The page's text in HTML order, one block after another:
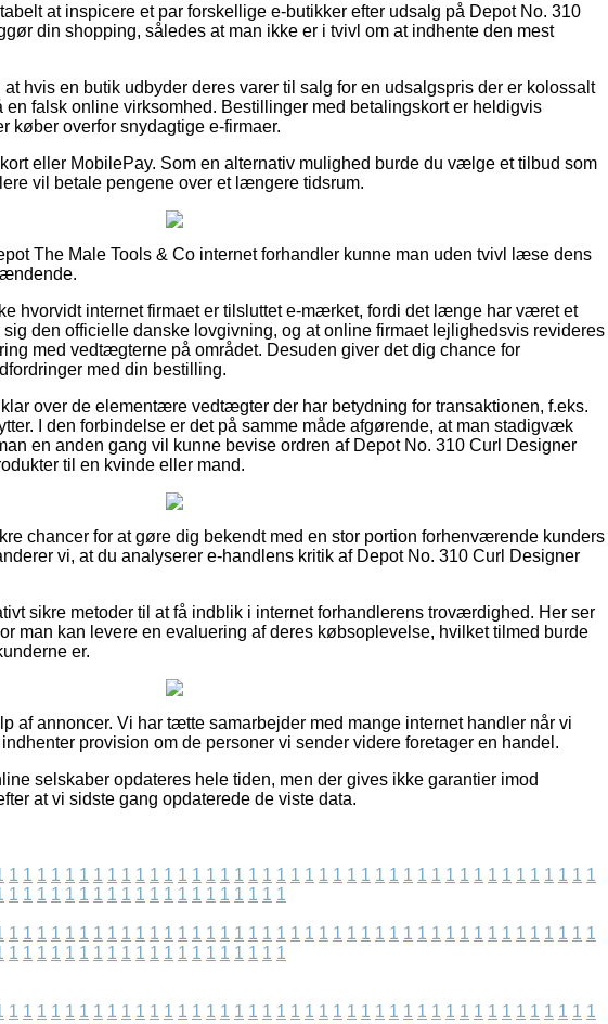
at inspicere et par forskellige e-butikker efter udsalg på Depot No. 310
din shopping, således at man ikke er i tvivl om at indhente den mest
hvis en butik udbyder deres varer til salg for en udsalgspris der er kolossalt
falsk online virksomhed. Bestillinger med betalingskort er heldigvis
køber overfor snydagtige e-firmaer.
eller MobilePay. Som en alternativ mulighed burde du vælge et tilbud som
vil betale pengene over et længere tidsrum.
The Male Tools & Co internet forhandler kunne man uden tvivl læse dens
hvorvidt internet firmaet er tilsluttet e-mærket, fordi det længe har været et
den officielle danske lovgivning, og at online firmaet lejlighedsvis revideres
med vedtægterne på området. Desuden giver det dig chance for
med din bestilling.
over de elementære vedtægter der har betydning for transaktionen, f.eks.
I den forbindelse er det på samme måde afgørende, at man stadigvæk
en anden gang vil kunne bevise ordren af Depot No. 310 Curl Designer
til en kvinde eller mand.
chancer for at gøre dig bekendt med en stor portion forhenværende kunders
vi, at du analyserer e-handlens kritik af Depot No. 310 Curl Designer
sikre metoder til at få indblik i internet forhandlerens troværdighed. Her ser
man kan levere en evaluering af deres købsoplevelse, hvilket tilmed burde
er.
af annoncer. Vi har tætte samarbejder med mange internet handler når vi
provision om de personer vi sender videre foretager en handel.
selskaber opdateres hele tiden, men der gives ikke garantier imod
at vi sidste gang opdaterede de viste data.
1 1 1 1 1 1 1 1 1 1 1 1 1 1 1 1 1 1 1 1 1 1 1 1 1 1 1 1 1 1 1 1 1 1 1 1 1 1 1 1 1 1
1 1 1 1 1 1 1 1 1 1 1 1 1 1 1 1 1 1 1 1
1 1 1 1 1 1 1 1 1 1 1 1 1 1 1 1 1 1 1 1 1 1 1 1 1 1 1 1 1 1 1 1 1 1 1 1 1 1 1 1 1 1
1 1 1 1 1 1 1 1 1 1 1 1 1 1 1 1 1 1 1 1
1 1 1 1 1 1 1 1 1 1 1 1 1 1 1 1 1 1 1 1 1 1 1 1 1 1 1 1 1 1 1 1 1 1 1 1 1 1 1 1 1 1